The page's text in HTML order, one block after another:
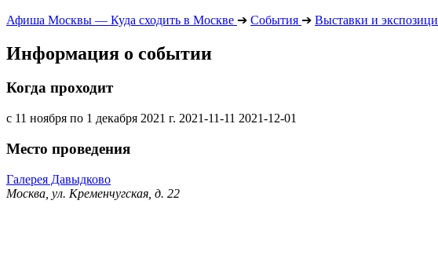
Афиша Москвы — Куда сходить в Москве ➔ События ➔ Выставки и
Информация о событии
Когда проходит
с 11 ноября по 1 декабря 2021 г. 2021-11-11 2021-12-01
Место проведения
Галерея Давыдково
Москва, ул. Кременчугская, д. 22